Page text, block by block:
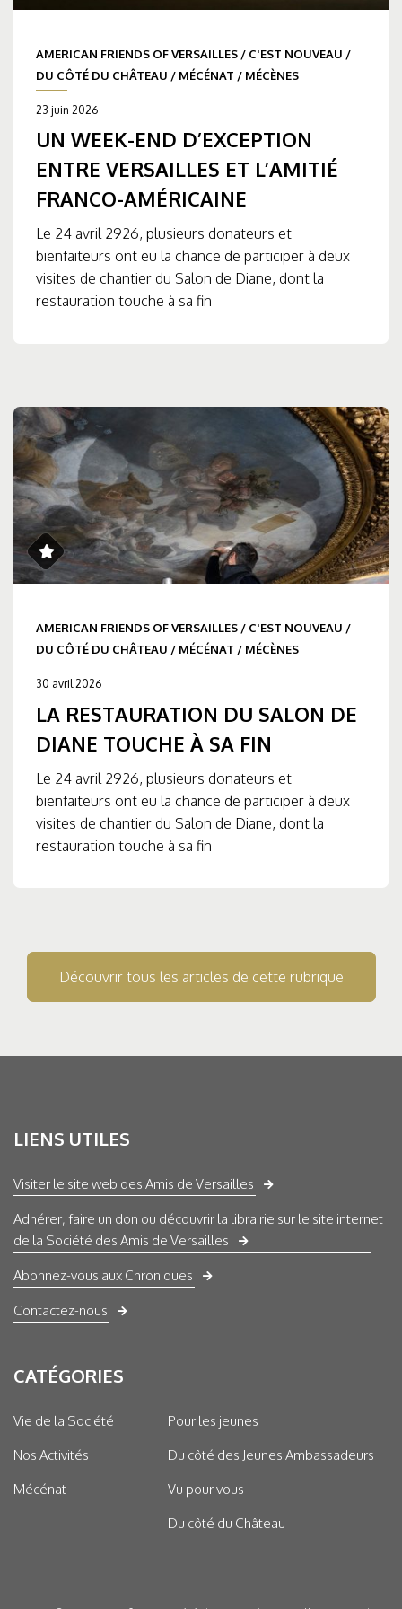
AMERICAN FRIENDS OF VERSAILLES / C'EST NOUVEAU /
DU CÔTÉ DU CHÂTEAU / MÉCÉNAT / MÉCÈNES
23 juin 2026
UN WEEK-END D’EXCEPTION
ENTRE VERSAILLES ET L’AMITIÉ
FRANCO-AMÉRICAINE
Le 24 avril 2926, plusieurs donateurs et
bienfaiteurs ont eu la chance de participer à deux
visites de chantier du Salon de Diane, dont la
restauration touche à sa fin
AMERICAN FRIENDS OF VERSAILLES / C'EST NOUVEAU /
DU CÔTÉ DU CHÂTEAU / MÉCÉNAT / MÉCÈNES
30 avril 2026
LA RESTAURATION DU SALON DE
DIANE TOUCHE À SA FIN
Le 24 avril 2926, plusieurs donateurs et
bienfaiteurs ont eu la chance de participer à deux
visites de chantier du Salon de Diane, dont la
restauration touche à sa fin
Découvrir tous les articles de cette rubrique
LIENS UTILES
Visiter le site web des Amis de Versailles
Adhérer, faire un don ou découvrir la librairie sur le site internet
de la Société des Amis de Versailles
Abonnez-vous aux Chroniques
Contactez-nous
CATÉGORIES
Vie de la Société
Nos Activités
Mécénat
Pour les jeunes
Du côté des Jeunes Ambassadeurs
Vu pour vous
Du côté du Château